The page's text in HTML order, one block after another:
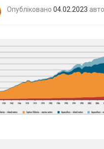
Опубліковано 04.02.2023